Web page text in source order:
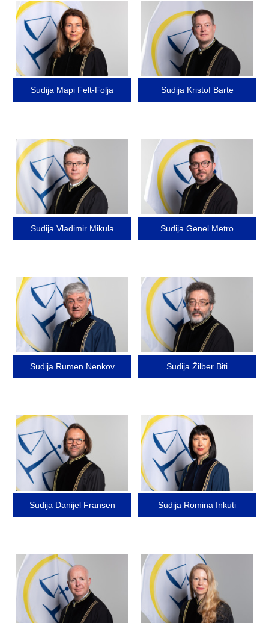
Image
Sudija Mapi Felt-Folja
Image
Sudija Kristof Barte
Image
Sudija Vladimir Mikula
Image
Sudija Genel Metro
Image
Sudija Rumen Nenkov
Image
Sudija Žilber Biti
Image
Sudija Danijel Fransen
Image
Sudija Romina Inkuti
Image Image